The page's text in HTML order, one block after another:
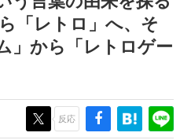
けない。『赫本』は、〈試験問題〉
小説集です。
ーム市場を担う若きクリエイター達
ーツと情熱を探っていきます。
「レトロ」へ、そ
」から「レトロゲー
反応